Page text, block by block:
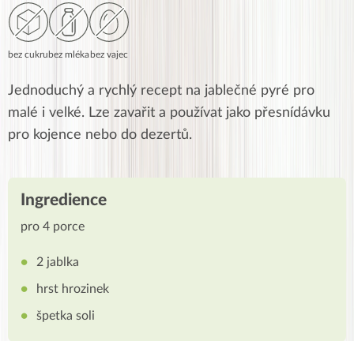
bez cukru bez mléka bez vajec
Jednoduchý a rychlý recept na jablečné pyré pro
malé i velké. Lze zavařit a používat jako přesnídávku
pro kojence nebo do dezertů.
Ingredience
pro 4 porce
2 jablka
hrst hrozinek
špetka soli